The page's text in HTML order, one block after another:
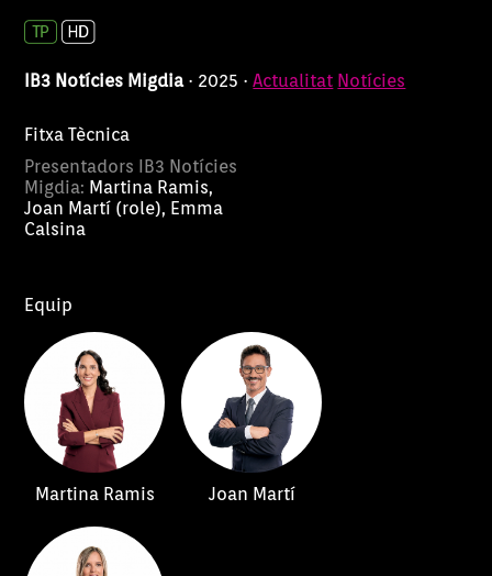
IB3 Notícies Migdia · 2025 ·Actualitat Notícies
Fitxa Tècnica
Presentadors IB3 Notícies
Migdia: Martina Ramis,
Joan Martí (role), Emma
Calsina
Equip
Martina Ramis Joan Martí